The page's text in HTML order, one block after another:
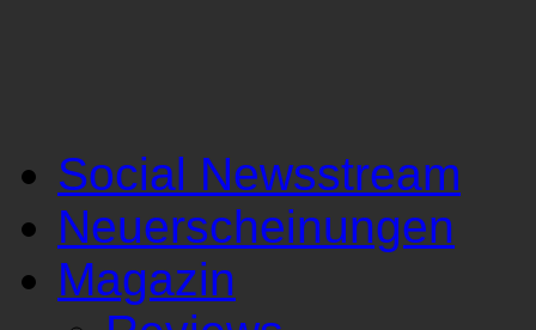
Social Newsstream
Neuerscheinungen
Magazin